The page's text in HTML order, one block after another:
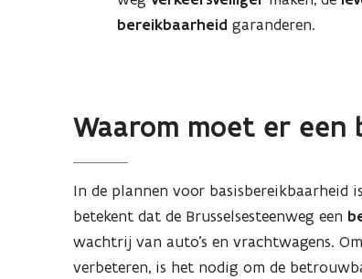
bereikbaarheid garanderen.
Waarom moet er een
In de plannen voor basisbereikbaarheid
betekent dat de Brusselsesteenweg een
wachtrij van auto’s en vrachtwagens.
verbeteren, is het nodig om de